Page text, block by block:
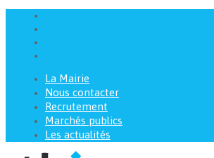
La Mairie
Nous contacter
Recrutement
Marchés publics
Les actualités